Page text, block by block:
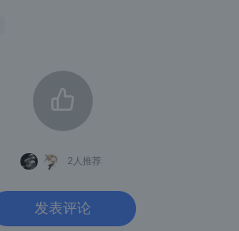
2 人推荐
发表评论